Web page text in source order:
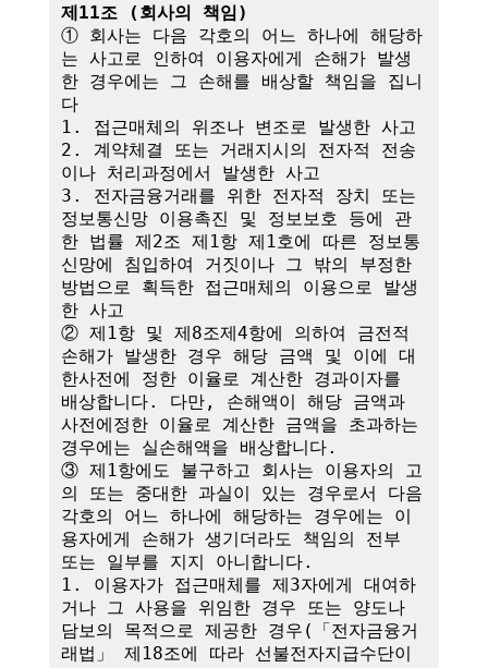
제11조 (회사의 책임)
① 회사는 다음 각호의 어느 하나에 해당하
는 사고로 인하여 이용자에게 손해가 발생
한 경우에는 그 손해를 배상할 책임을 집니
다
1. 접근매체의 위조나 변조로 발생한 사고
2. 계약체결 또는 거래지시의 전자적 전송
이나 처리과정에서 발생한 사고
3. 전자금융거래를 위한 전자적 장치 또는
정보통신망 이용촉진 및 정보보호 등에 관
한 법률 제2조 제1항 제1호에 따른 정보통
신망에 침입하여 거짓이나 그 밖의 부정한
방법으로 획득한 접근매체의 이용으로 발생
한 사고
② 제1항 및 제8조제4항에 의하여 금전적
손해가 발생한 경우 해당 금액 및 이에 대
한사전에 정한 이율로 계산한 경과이자를
배상합니다. 다만, 손해액이 해당 금액과
사전에정한 이율로 계산한 금액을 초과하는
경우에는 실손해액을 배상합니다.
③ 제1항에도 불구하고 회사는 이용자의 고
의 또는 중대한 과실이 있는 경우로서 다음
각호의 어느 하나에 해당하는 경우에는 이
용자에게 손해가 생기더라도 책임의 전부
또는 일부를 지지 아니합니다.
1. 이용자가 접근매체를 제3자에게 대여하
거나 그 사용을 위임한 경우 또는 양도나
담보의 목적으로 제공한 경우(「전자금융거
래법」 제18조에 따라 선불전자지급수단이